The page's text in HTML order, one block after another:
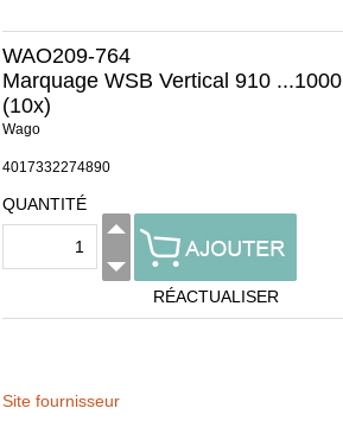
WAO209-764
Marquage WSB Vertical 910 ...1000
(10x)
Wago
4017332274890
QUANTITÉ
RÉACTUALISER
Site fournisseur